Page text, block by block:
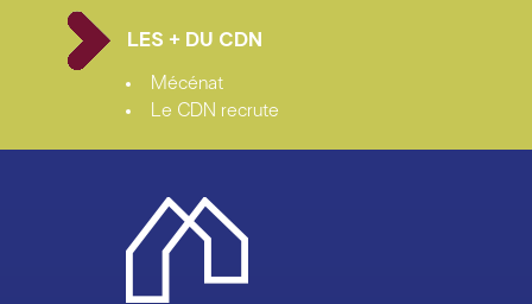
LES + DU CDN
Mécénat
Le CDN recrute